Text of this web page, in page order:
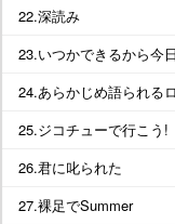
22.深読み
23.いつかできるから今
24.あらかじめ語られる
25.ジコチューで行こう!
26.君に叱られた
27.裸足でSummer